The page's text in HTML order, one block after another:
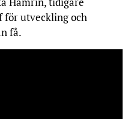
för utveckling och
få.